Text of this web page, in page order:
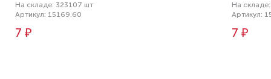
На складе: 323107 шт
Артикул: 15169.60
7 ₽
На
Артикул:
7 ₽